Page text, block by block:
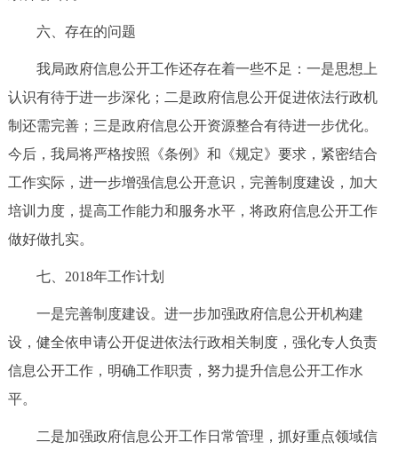
六、存在的问题
我局政府信息公开工作还存在着一些不足：一是思想上
认识有待于进一步深化；二是政府信息公开促进依法行政机
制还需完善；三是政府信息公开资源整合有待进一步优化。
今后，我局将严格按照《条例》和《规定》要求，紧密结合
工作实际，进一步增强信息公开意识，完善制度建设，加大
培训力度，提高工作能力和服务水平，将政府信息公开工作
做好做扎实。
七、2018年工作计划
一是完善制度建设。进一步加强政府信息公开机构建
设，健全依申请公开促进依法行政相关制度，强化专人负责
信息公开工作，明确工作职责，努力提升信息公开工作水
平。
二是加强政府信息公开工作日常管理，抓好重点领域信